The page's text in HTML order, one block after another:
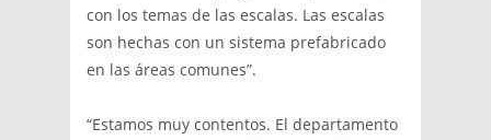
con los temas de las escalas. Las escalas
son hechas con un sistema prefabricado
en las áreas comunes”.
“Estamos muy contentos. El departamento